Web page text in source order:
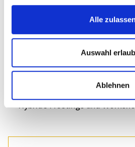
Alle
Auswahl
Ablehnen
effi­zi­en­ter mana­gen möch­ten.
Das passt ergän­zend
Hybride Meetings und